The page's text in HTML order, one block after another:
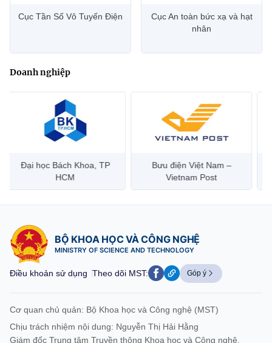
Cục Tần Số Vô Tuyến Điện
Cục An toàn bức xạ và hạt
nhân
Doanh nghiệp
Đại học Bách Khoa, TP
HCM
Bưu điện Việt Nam –
Vietnam Post
BỘ KHOA HỌC VÀ CÔNG NGHỆ
MINISTRY OF SCIENCE AND TECHNOLOGY
Điều khoản sử dụng Theo dõi MST: Góp ý
Cơ quan chủ quản: Bộ Khoa học và Công nghệ (MST)
Chịu trách nhiệm nội dung: Nguyễn Thị Hải Hằng
Giám đốc Trung tâm Truyền thông Khoa học và Công nghệ.